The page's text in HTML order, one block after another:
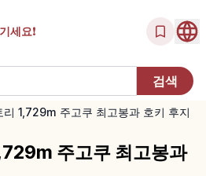
세요!
리 1,729m 주고쿠 최고봉과 호키 후지
주고쿠 최고봉과